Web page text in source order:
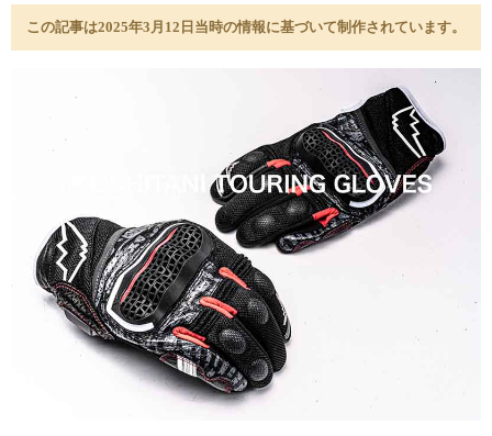
この記事は2025年3月12日当時の情報に基づいて制作されています。